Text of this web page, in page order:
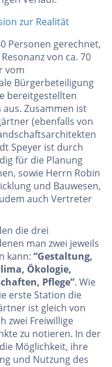
zur Realität
Personen gerechnet,
von ca. 70
vom
Bürgerbeteiligung
bereitgestellten
Zusammen ist
(ebenfalls von
Speyer ist durch
für die Planung
sowie Herrn Robin
und Bauwesen,
auch Vertreter
die drei
man zwei jeweils
kann: “Gestaltung,
Ökologie,
Pflege”. Wie
erste Station die
ist gleich von
zwei Freiwillige
zu notieren. In der
Möglichkeit, ihre
und Nutzung des